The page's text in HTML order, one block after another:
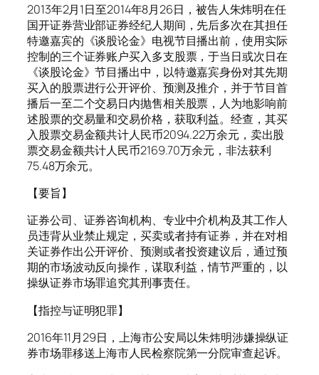
2013年2月1日至2014年8月26日，被告人朱炜明在任
国开证券营业部证券经纪人期间，先后多次在其担任
特邀嘉宾的《谈股论金》电视节目播出前，使用实际
控制的三个证券账户买入多支股票，于当日或次日在
《谈股论金》节目播出中，以特邀嘉宾身份对其先期
买入的股票进行公开评价、预测及推介，并于节目首
播后一至二个交易日内抛售相关股票，人为地影响前
述股票的交易量和交易价格，获取利益。经查，其买
入股票交易金额共计人民币2094.22万余元，卖出股
票交易金额共计人民币2169.70万余元，非法获利
75.48万余元。
【要旨】
证券公司、证券咨询机构、专业中介机构及其工作人
员违背从业禁止规定，买卖或者持有证券，并在对相
关证券作出公开评价、预测或者投资建议后，通过预
期的市场波动反向操作，谋取利益，情节严重的，以
操纵证券市场罪追究其刑事责任。
【指控与证明犯罪】
2016年11月29日，上海市公安局以朱炜明涉嫌操纵证
券市场罪移送上海市人民检察院第一分院审查起诉。